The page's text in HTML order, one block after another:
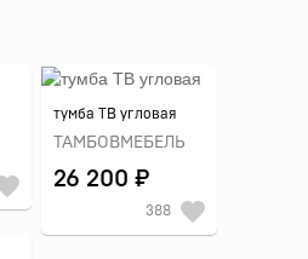
тумба ТВ угловая
ТАМБОВМЕБЕЛЬ
26 200 ₽
388